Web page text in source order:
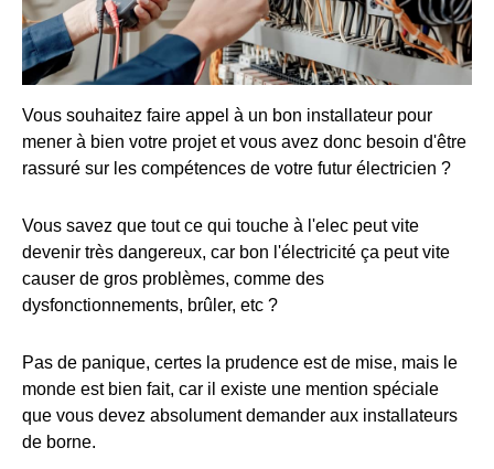
Vous souhaitez faire appel à un bon installateur pour
mener à bien votre projet et vous avez donc besoin d'être
rassuré sur les compétences de votre futur électricien ?
Vous savez que tout ce qui touche à l'elec peut vite
devenir très dangereux, car bon l'électricité ça peut vite
causer de gros problèmes, comme des
dysfonctionnements, brûler, etc ?
Pas de panique, certes la prudence est de mise, mais le
monde est bien fait, car il existe une mention spéciale
que vous devez absolument demander aux installateurs
de borne.